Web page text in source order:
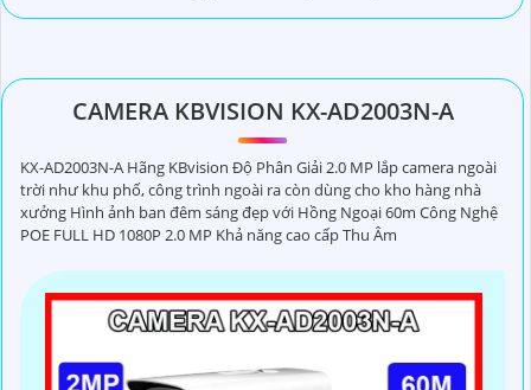
CAMERA KBVISION KX-AD2003N-A
KX-AD2003N-A Hãng KBvision Độ Phân Giải 2.0 MP lắp camera ngoài
trời như khu phố, công trình ngoài ra còn dùng cho kho hàng nhà
xưởng Hình ảnh ban đêm sáng đẹp với Hồng Ngoại 60m Công Nghệ
POE FULL HD 1080P 2.0 MP Khả năng cao cấp Thu Âm